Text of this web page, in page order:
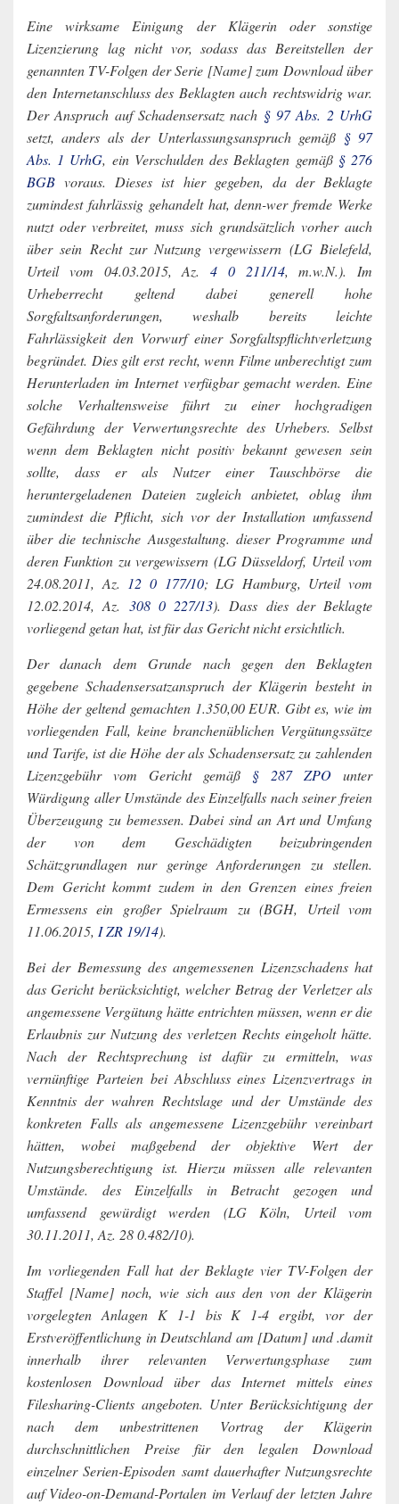
Eine wirksame Einigung der Klägerin oder sonstige
Lizenzierung lag nicht vor, sodass das Bereitstellen der
genannten TV-Folgen der Serie [Name] zum Download über
den Internetanschluss des Beklagten auch rechtswidrig war.
Der Anspruch auf Schadensersatz nach § 97 Abs. 2 UrhG
setzt, anders als der Unterlassungsanspruch gemäß § 97
Abs. 1 UrhG, ein Verschulden des Beklagten gemäß § 276
BGB voraus. Dieses ist hier gegeben, da der Beklagte
zumindest fahrlässig gehandelt hat, denn-wer fremde Werke
nutzt oder verbreitet, muss sich grundsätzlich vorher auch
über sein Recht zur Nutzung vergewissern (LG Bielefeld,
Urteil vom 04.03.2015, Az. 4 0 211/14, m.w.N.). Im
Urheberrecht geltend dabei generell hohe
Sorgfaltsanforderungen, weshalb bereits leichte
Fahrlässigkeit den Vorwurf einer Sorgfaltspflichtverletzung
begründet. Dies gilt erst recht, wenn Filme unberechtigt zum
Herunterladen im Internet verfügbar gemacht werden. Eine
solche Verhaltensweise führt zu einer hochgradigen
Gefährdung der Verwertungsrechte des Urhebers. Selbst
wenn dem Beklagten nicht positiv bekannt gewesen sein
sollte, dass er als Nutzer einer Tauschbörse die
heruntergeladenen Dateien zugleich anbietet, oblag ihm
zumindest die Pflicht, sich vor der Installation umfassend
über die technische Ausgestaltung. dieser Programme und
deren Funktion zu vergewissern (LG Düsseldorf, Urteil vom
24.08.2011, Az. 12 0 177/10; LG Hamburg, Urteil vom
12.02.2014, Az. 308 0 227/13). Dass dies der Beklagte
vorliegend getan hat, ist für das Gericht nicht ersichtlich.
Der danach dem Grunde nach gegen den Beklagten
gegebene Schadensersatzanspruch der Klägerin besteht in
Höhe der geltend gemachten 1.350,00 EUR. Gibt es, wie im
vorliegenden Fall, keine branchenüblichen Vergütungssätze
und Tarife, ist die Höhe der als Schadensersatz zu zahlenden
Lizenzgebühr vom Gericht gemäß § 287 ZPO unter
Würdigung aller Umstände des Einzelfalls nach seiner freien
Überzeugung zu bemessen. Dabei sind an Art und Umfang
der von dem Geschädigten beizubringenden
Schätzgrundlagen nur geringe Anforderungen zu stellen.
Dem Gericht kommt zudem in den Grenzen eines freien
Ermessens ein großer Spielraum zu (BGH, Urteil vom
11.06.2015, I ZR 19/14).
Bei der Bemessung des angemessenen Lizenzschadens hat
das Gericht berücksichtigt, welcher Betrag der Verletzer als
angemessene Vergütung hätte entrichten müssen, wenn er die
Erlaubnis zur Nutzung des verletzen Rechts eingeholt hätte.
Nach der Rechtsprechung ist dafür zu ermitteln, was
vernünftige Parteien bei Abschluss eines Lizenzvertrags in
Kenntnis der wahren Rechtslage und der Umstände des
konkreten Falls als angemessene Lizenzgebühr vereinbart
hätten, wobei maßgebend der objektive Wert der
Nutzungsberechtigung ist. Hierzu müssen alle relevanten
Umstände. des Einzelfalls in Betracht gezogen und
umfassend gewürdigt werden (LG Köln, Urteil vom
30.11.2011, Az. 28 0.482/10).
Im vorliegenden Fall hat der Beklagte vier TV-Folgen der
Staffel [Name] noch, wie sich aus den von der Klägerin
vorgelegten Anlagen K 1-1 bis K 1-4 ergibt, vor der
Erstveröffentlichung in Deutschland am [Datum] und .damit
innerhalb ihrer relevanten Verwertungsphase zum
kostenlosen Download über das Internet mittels eines
Filesharing-Clients angeboten. Unter Berücksichtigung der
nach dem unbestrittenen Vortrag der Klägerin
durchschnittlichen Preise für den legalen Download
einzelner Serien-Episoden samt dauerhafter Nutzungsrechte
auf Video-on-Demand-Portalen im Verlauf der letzten Jahre